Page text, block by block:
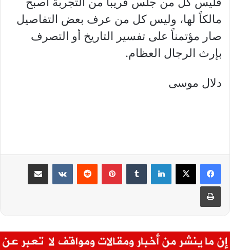
مالكاً لها، وليس كل من عرف بعض التفاصيل
صار مؤتمناً على تفسير التاريخ أو التصرف
بإرث الرجال العظام.
دلال موسى
لينكدإن بينتيريست مشاركة عبر البريد
طباعة